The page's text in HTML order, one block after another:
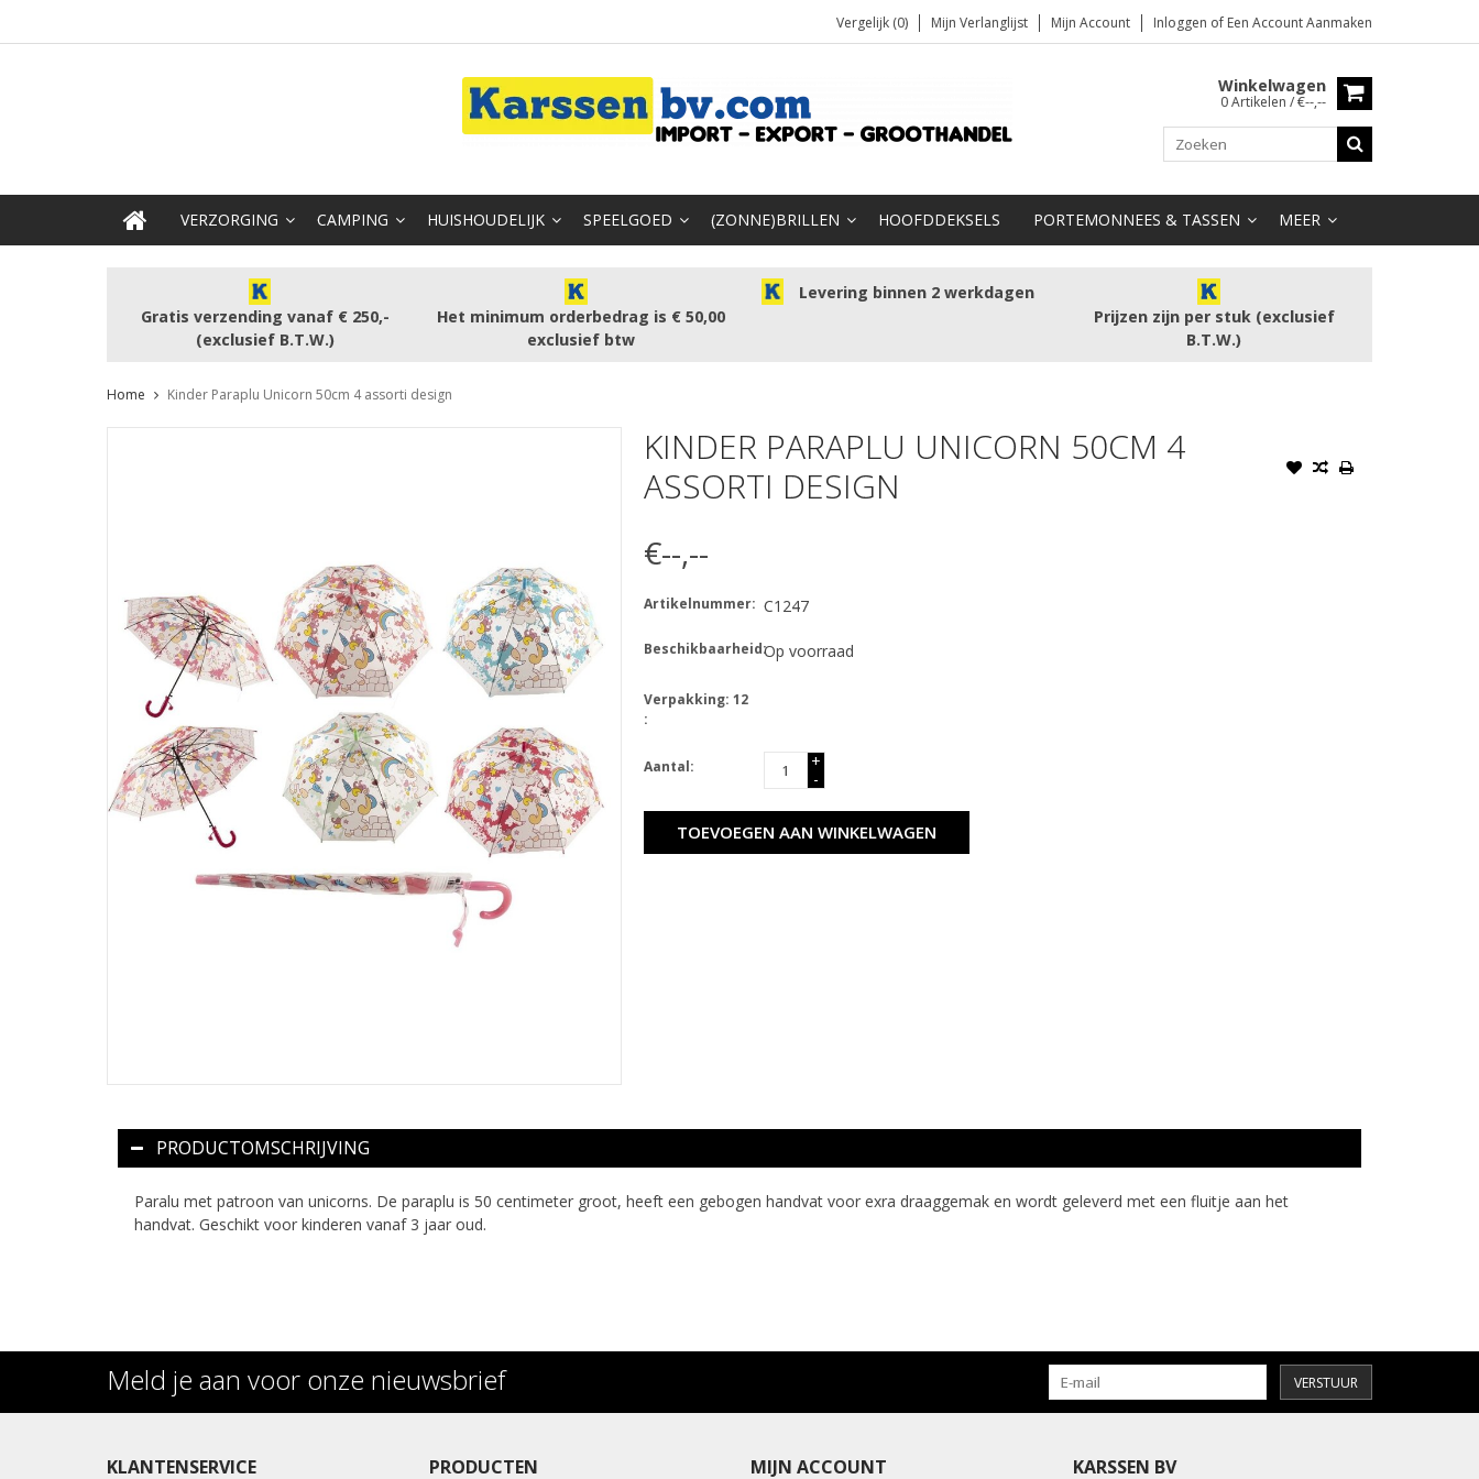
Vergelijk (0) Mijn Verlanglijst Mijn Account Inloggen of Een Account Aanmaken
Winkelwagen
0 Artikelen / €--,--
VERZORGING CAMPING HUISHOUDELIJK SPEELGOED (ZONNE)BRILLEN HOOFDDEKSELS PORTEMONNEES & TASSEN MEER
Gratis verzending vanaf € 250,-
(exclusief B.T.W.)
Het minimum orderbedrag is € 50,00
exclusief btw
Levering binnen 2 werkdagen
Prijzen zijn per stuk (exclusief
B.T.W.)
Home Kinder Paraplu Unicorn 50cm 4 assorti design
KINDER PARAPLU UNICORN 50CM 4
ASSORTI DESIGN
€--,--
Artikelnummer: C1247
Beschikbaarheid:Op voorraad
Verpakking: 12
:
Aantal:
+
-
TOEVOEGEN AAN WINKELWAGEN
PRODUCTOMSCHRIJVING
Paralu met patroon van unicorns. De paraplu is 50 centimeter groot, heeft een gebogen handvat voor exra draaggemak en wordt geleverd met een fluitje aan het
handvat. Geschikt voor kinderen vanaf 3 jaar oud.
Meld je aan voor onze nieuwsbrief VERSTUUR
KLANTENSERVICE PRODUCTEN MIJN ACCOUNT KARSSEN BV